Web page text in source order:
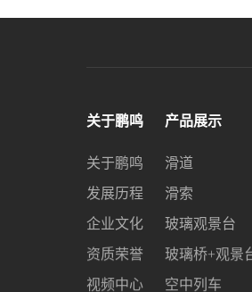
关于鹏鸣
关于鹏鸣
发展历程
企业文化
资质荣誉
视频中心
产品展示
滑道
滑索
玻璃观景台
玻璃桥+观景
空中列车